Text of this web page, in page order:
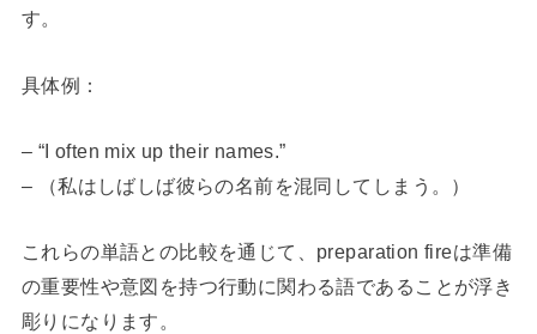
す。
具体例：
– “I often mix up their names.”
– （私はしばしば彼らの名前を混同してしまう。）
これらの単語との比較を通じて、preparation fireは準備
の重要性や意図を持つ行動に関わる語であることが浮き
彫りになります。